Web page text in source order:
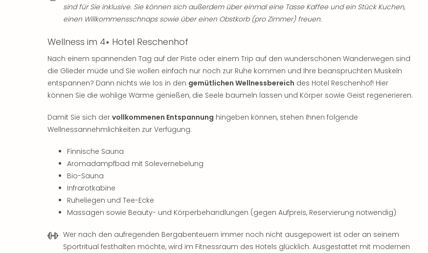
sind für Sie inklusive. Sie können sich außerdem über einmal eine Tasse Kaffee und ein Stück Kuchen,
einen Willkommensschnaps sowie über einen Obstkorb (pro Zimmer) freuen.
Wellness im 4⭑ Hotel Reschenhof
Nach einem spannenden Tag auf der Piste oder einem Trip auf den wunderschönen Wanderwegen sind
die Glieder müde und Sie wollen einfach nur noch zur Ruhe kommen und Ihre beanspruchten Muskeln
entspannen? Dann nichts wie los in den gemütlichen Wellnessbereich des Hotel Reschenhof! Hier
können Sie die wohlige Wärme genießen, die Seele baumeln lassen und Körper sowie Geist regenerieren.
Damit Sie sich der vollkommenen Entspannung hingeben können, stehen Ihnen folgende
Wellnessannehmlichkeiten zur Verfügung:
Finnische Sauna
Aromadampfbad mit Solevernebelung
Bio-Sauna
Infrarotkabine
Ruheliegen und Tee-Ecke
Massagen sowie Beauty- und Körperbehandlungen (gegen Aufpreis, Reservierung notwendig)
Wer nach den aufregenden Bergabenteuern immer noch nicht ausgepowert ist oder an seinem
Sportritual festhalten möchte, wird im Fitnessraum des Hotels glücklich. Ausgestattet mit modernen